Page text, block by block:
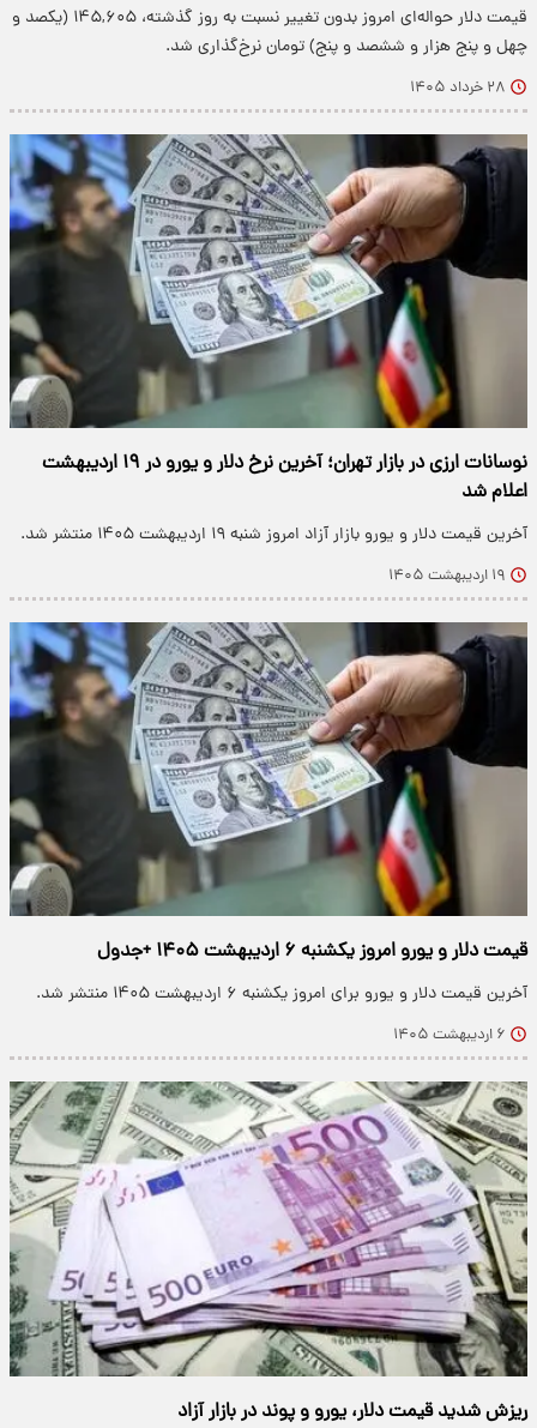
قیمت دلار حواله‌ای امروز بدون تغییر نسبت به روز گذشته، ۱۴۵,۶۰۵ (یکصد و
چهل و پنج هزار و ششصد و پنج) تومان نرخ‌گذاری شد.
۲۸ خرداد ۱۴۰۵
نوسانات ارزی در بازار تهران؛ آخرین نرخ دلار و یورو در ۱۹ اردیبهشت
اعلام شد
آخرین قیمت دلار و یورو بازار آزاد امروز شنبه ۱۹ اردیبهشت ۱۴۰۵ منتشر شد.
۱۹ اردیبهشت ۱۴۰۵
قیمت دلار و یورو امروز یکشنبه ۶ اردیبهشت ۱۴۰۵ +جدول
آخرین قیمت دلار و یورو برای امروز یکشنبه ۶ اردیبهشت ۱۴۰۵ منتشر شد.
۶ اردیبهشت ۱۴۰۵
ریزش شدید قیمت دلار، یورو و پوند در بازار آزاد